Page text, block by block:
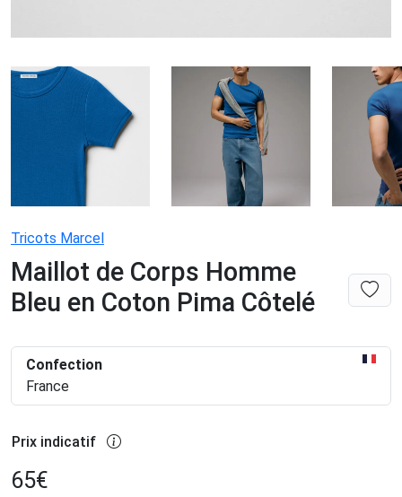
Tricots Marcel
Maillot de Corps Homme
Bleu en Coton Pima Côtelé
Confection
France
Prix indicatif
65€